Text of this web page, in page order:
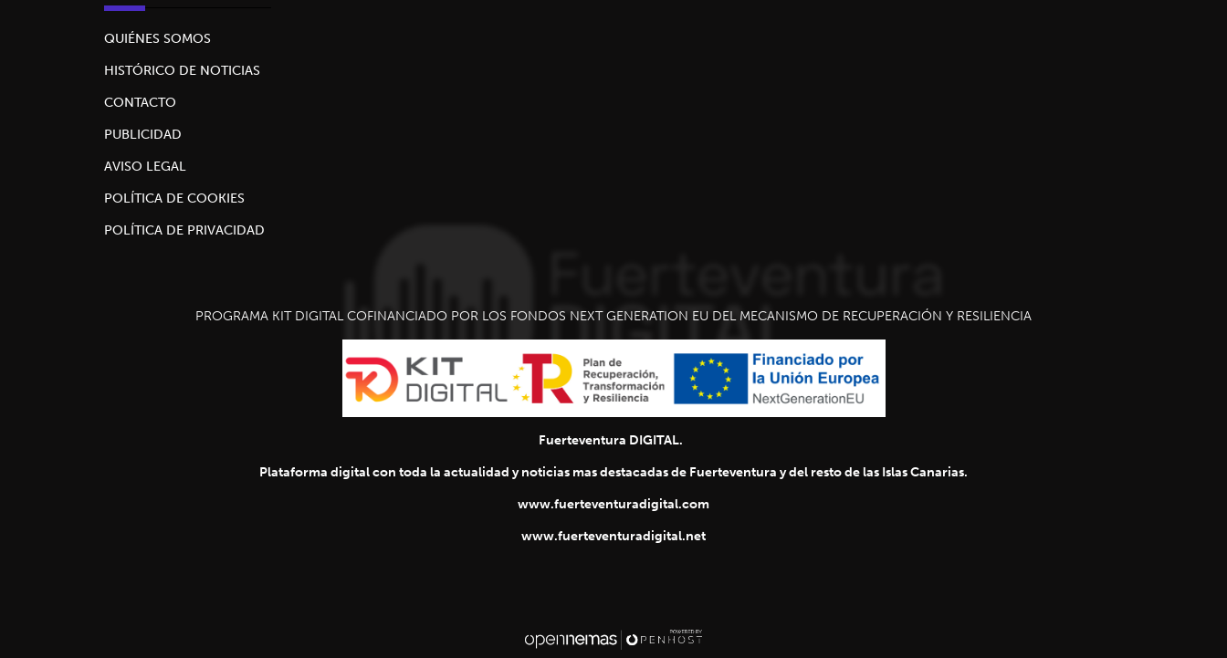
QUIÉNES SOMOS
HISTÓRICO DE NOTICIAS
CONTACTO
PUBLICIDAD
AVISO LEGAL
POLÍTICA DE COOKIES
POLÍTICA DE PRIVACIDAD
PROGRAMA KIT DIGITAL COFINANCIADO POR LOS FONDOS NEXT GENERATION EU DEL MECANISMO DE RECUPERACIÓN Y RESILIENCIA
Fuerteventura DIGITAL.
Plataforma digital con toda la actualidad y noticias mas destacadas de Fuerteventura y del resto de las Islas Canarias.
www.fuerteventuradigital.com
www.fuerteventuradigital.net